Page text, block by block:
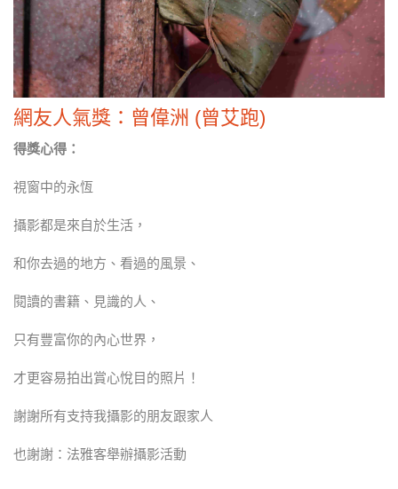
網友人氣獎：曾偉洲 (曾艾跑)
得獎心得：
視窗中的永恆
攝影都是來自於生活，
和你去過的地方、看過的風景、
閱讀的書籍、見識的人、
只有豐富你的內心世界，
才更容易拍出賞心悅目的照片！
謝謝所有支持我攝影的朋友跟家人
也謝謝：法雅客舉辦攝影活動